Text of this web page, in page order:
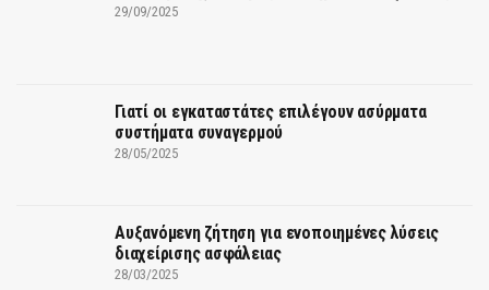
29/09/2025
Γιατί οι εγκαταστάτες επιλέγουν ασύρματα
συστήματα συναγερμού
28/05/2025
Αυξανόμενη ζήτηση για ενοποιημένες λύσεις
διαχείρισης ασφάλειας
28/03/2025